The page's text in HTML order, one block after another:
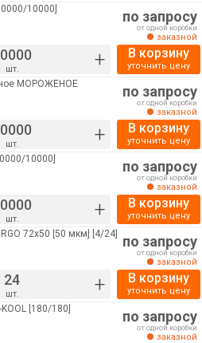
10000]
шт. +
по запросу
от одной коробки
заказной
В корзину
уточнить цену
МОРОЖЕНОЕ
шт. +
по запросу
от одной коробки
заказной
В корзину
уточнить цену
10000]
шт. +
по запросу
от одной коробки
заказной
В корзину
уточнить цену
72х50 [50 мкм] [4/24]
шт. +
по запросу
от одной коробки
заказной
В корзину
уточнить цену
[180/180] по запросу
от одной коробки
заказной